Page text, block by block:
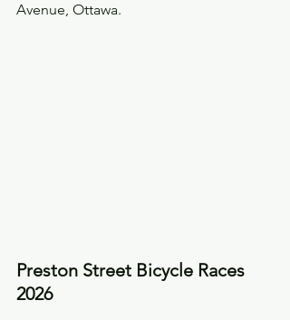
Avenue, Ottawa.
Preston Street Bicycle Races
2026